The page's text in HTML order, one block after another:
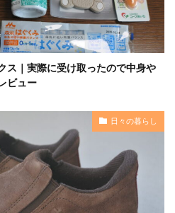
ス｜実際に受け取ったので中身や
ビュー
日々の暮らし